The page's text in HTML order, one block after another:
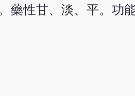
藥性甘、淡、平。功